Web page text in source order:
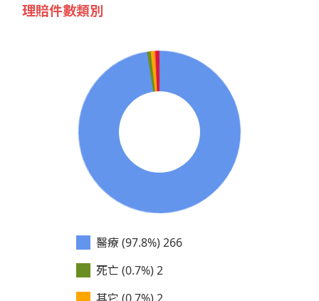
理賠件數類別
醫療 (97.8%) 266
死亡 (0.7%) 2